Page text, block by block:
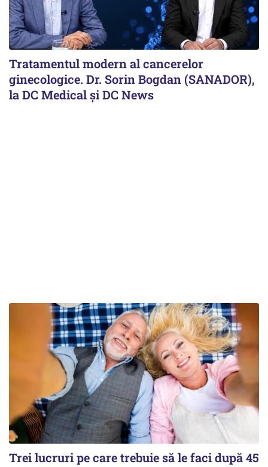
Tratamentul modern al cancerelor
ginecologice. Dr. Sorin Bogdan (SANADOR),
la DC Medical și DC News
Trei lucruri pe care trebuie să le faci după 45